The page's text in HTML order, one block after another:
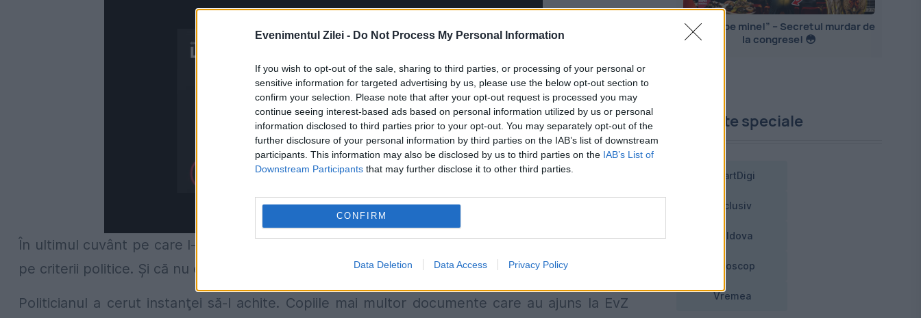
Evenimentul Zilei - Do Not Process My Personal Information
If you wish to opt-out of the sale, sharing to third parties, or processing of your personal or
sensitive information for targeted advertising by us, please use the below opt-out section to
confirm your selection. Please note that after your opt-out request is processed you may
continue seeing interest-based ads based on personal information utilized by us or personal
information disclosed to third parties prior to your opt-out. You may separately opt-out of the
further disclosure of your personal information by third parties on the IAB’s list of downstream
participants. This information may also be disclosed by us to third parties on the IAB’s List of
Downstream Participants that may further disclose it to other third parties.
CONFIRM
Data Deletion Data Access Privacy Policy
În ultimul cuvânt pe care l-a pronunţat în instanţă, Filat a susținut că dosarul i-a fost fabricat
pe criterii politice. Şi că nu există probe care să confirme acuzaţiile aduse de procurori.
Politicianul a cerut instanţei să-l achite. Copiile mai multor documente care au ajuns la EvZ
„Mă PIȘ pe mine!” – Secretul murdar de
la congrese! 😳
Proiecte speciale
SmartDigi
Exclusiv
Moldova
Horoscop
Vremea